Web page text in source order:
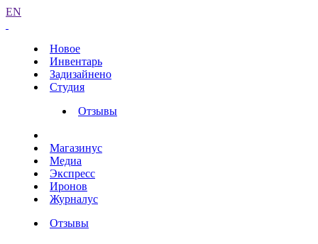
EN
Новое
Инвентарь
Задизайнено
Студия
Отзывы
Магазинус
Медиа
Экспресс
Иронов
Журналус
Отзывы